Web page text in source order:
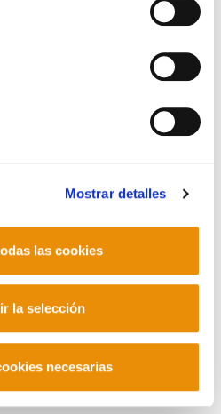
Mostrar detalles
las cookies
la selección
necesarias
52